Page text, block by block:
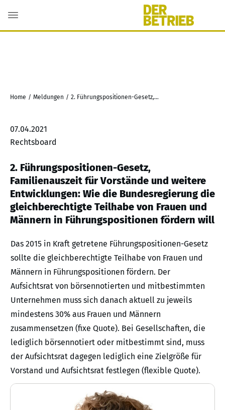
Home / Meldungen / 2. Führungspositionen-Gesetz, Familienauszeit für Vorstände und weitere Entwicklungen: Wie die Bundesregierung die gleichberechtigte Teilhabe von Frauen und Männern in Führungspositionen fördern will
07.04.2021
Rechtsboard
2. Führungspositionen-Gesetz,
Familienauszeit für Vorstände und weitere
Entwicklungen: Wie die Bundesregierung die
gleichberechtigte Teilhabe von Frauen und
Männern in Führungspositionen fördern will
Das 2015 in Kraft getretene Führungspositionen-Gesetz
sollte die gleichberechtigte Teilhabe von Frauen und
Männern in Führungspositionen fördern. Der
Aufsichtsrat von börsennotierten und mitbestimmten
Unternehmen muss sich danach aktuell zu jeweils
mindestens 30% aus Frauen und Männern
zusammensetzen (fixe Quote). Bei Gesellschaften, die
lediglich börsennotiert oder mitbestimmt sind, muss
der Aufsichtsrat dagegen lediglich eine Zielgröße für
Vorstand und Aufsichtsrat festlegen (flexible Quote).